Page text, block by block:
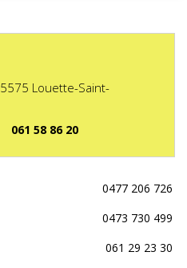
5575 Louette-Saint-
061 58 86 20
0477 206 726
0473 730 499
061 29 23 30